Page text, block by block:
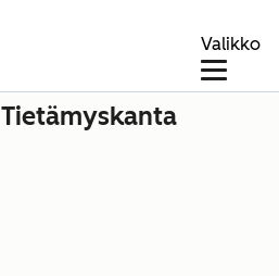
Valikko
Tietämyskanta